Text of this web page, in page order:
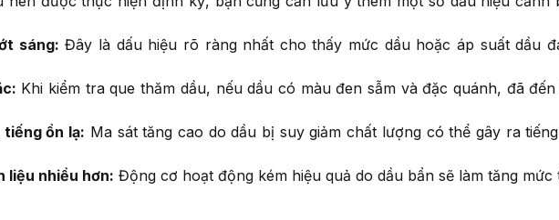
sáng: Đây là dấu hiệu rõ ràng nhất cho thấy mức dầu hoặc áp suất dầu
Khi kiểm tra que thăm dầu, nếu dầu có màu đen sẫm và đặc quánh, đã
ồn lạ: Ma sát tăng cao do dầu bị suy giảm chất lượng có thể gây ra
liệu nhiều hơn: Động cơ hoạt động kém hiệu quả do dầu bẩn sẽ làm tăng mức